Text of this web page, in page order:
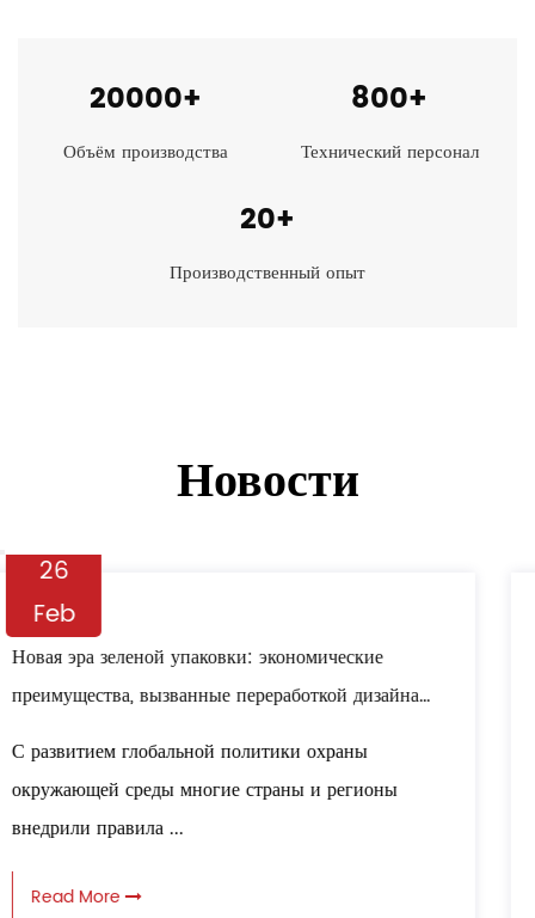
20000+
Объём производства
800+
Технический персонал
20+
Производственный опыт
Новости
ABS составной бумажный пакет многослойный
композитный материал Структура: Все
Композитный бумажный пакет ABS принимает
многослойную структуру составного материала,
котор...